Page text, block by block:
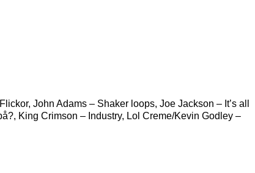
John Adams – Shaker loops, Joe Jackson – It’s all
King Crimson – Industry, Lol Creme/Kevin Godley –